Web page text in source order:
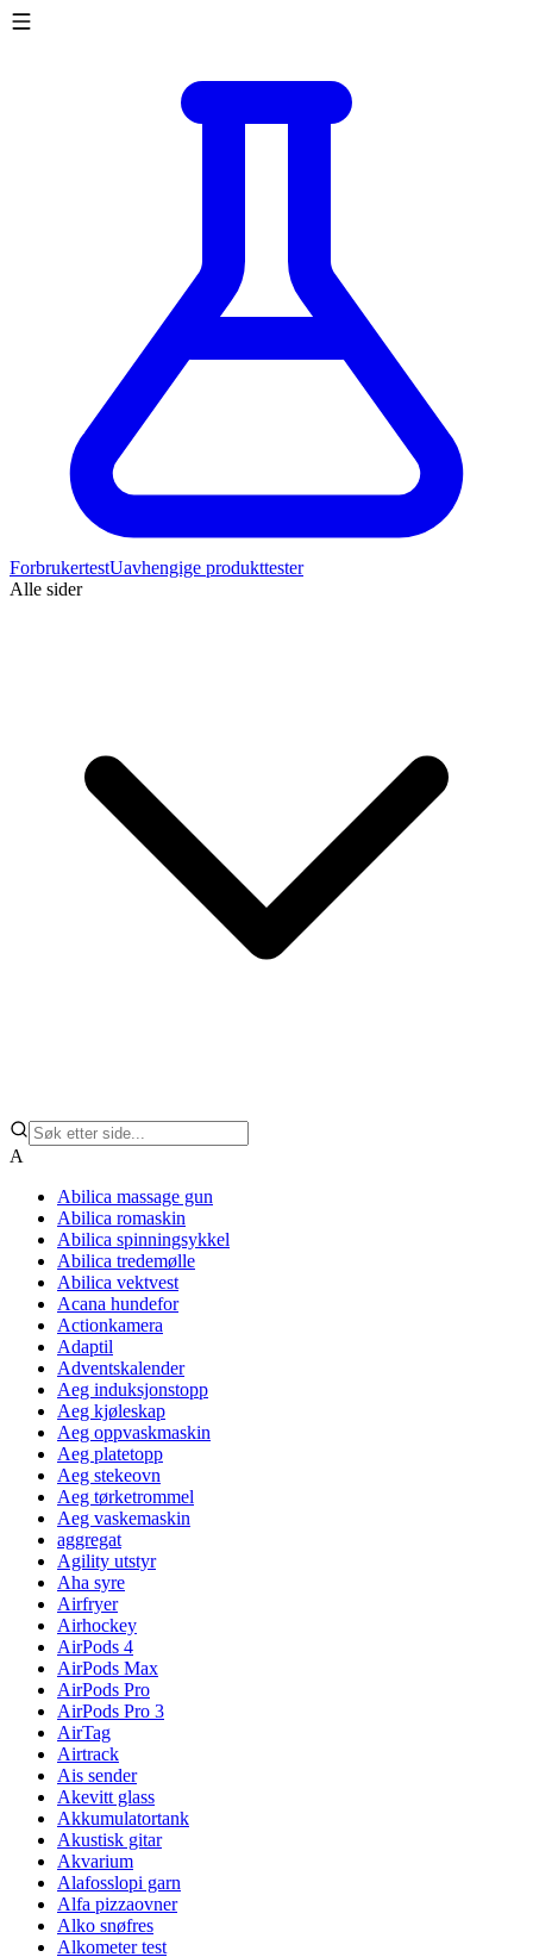
ForbrukertestUavhengige produkttester
Alle sider
A
Abilica massage gun
Abilica romaskin
Abilica spinningsykkel
Abilica tredemølle
Abilica vektvest
Acana hundefor
Actionkamera
Adaptil
Adventskalender
Aeg induksjonstopp
Aeg kjøleskap
Aeg oppvaskmaskin
Aeg platetopp
Aeg stekeovn
Aeg tørketrommel
Aeg vaskemaskin
aggregat
Agility utstyr
Aha syre
Airfryer
Airhockey
AirPods 4
AirPods Max
AirPods Pro
AirPods Pro 3
AirTag
Airtrack
Ais sender
Akevitt glass
Akkumulatortank
Akustisk gitar
Akvarium
Alafosslopi garn
Alfa pizzaovner
Alko snøfres
Alkometer test